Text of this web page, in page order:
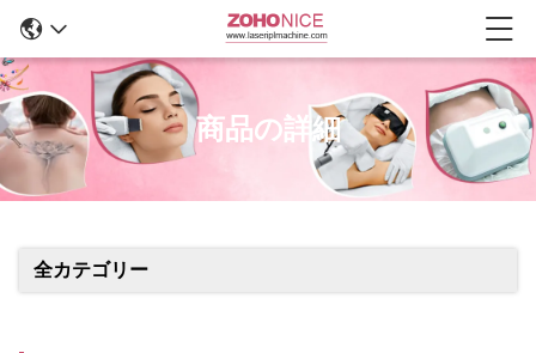
商品の詳細
全カテゴリー